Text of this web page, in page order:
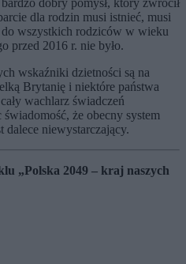
dla rodzin musi istnieć, musi
wszystkich rodziców w wieku
przed 2016 r. nie było.
wskaźniki dzietności są na
Brytanię i niektóre państwa
wachlarz świadczeń
że obecny system
dalece niewystarczający.
„Polska 2049 – kraj naszych